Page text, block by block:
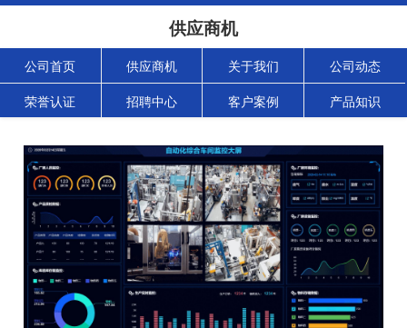
供应商机
公司首页 供应商机 关于我们 公司动态
荣誉认证 招聘中心 客户案例 产品知识